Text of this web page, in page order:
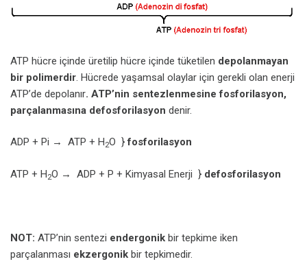
ATP hücre içinde üretilip hücre içinde tüketilen depolanmayan
bir polimerdir. Hücrede yaşamsal olaylar için gerekli olan enerji
ATP’de depolanır. ATP’nin sentezlenmesine fosforilasyon,
parçalanmasına defosforilasyon denir.
ADP + Pi → ATP + H 2O }fosforilasyon
ATP + H2O → ADP + P + Kimyasal Enerji } defosforilasyon
NOT: ATP’nin sentezi endergonik bir tepkime iken
parçalanması ekzergonik bir tepkimedir.